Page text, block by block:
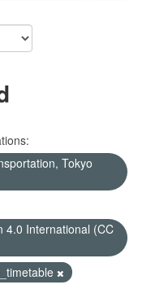
Tokyo
4.0 International (CC